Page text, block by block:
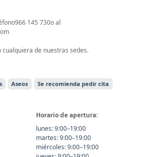
145 730o al
de nuestras sedes.
Aseos
Se recomienda pedir cita
Horario de apertura:
lunes: 9:00–19:00
martes: 9:00–19:00
miércoles: 9:00–19:00